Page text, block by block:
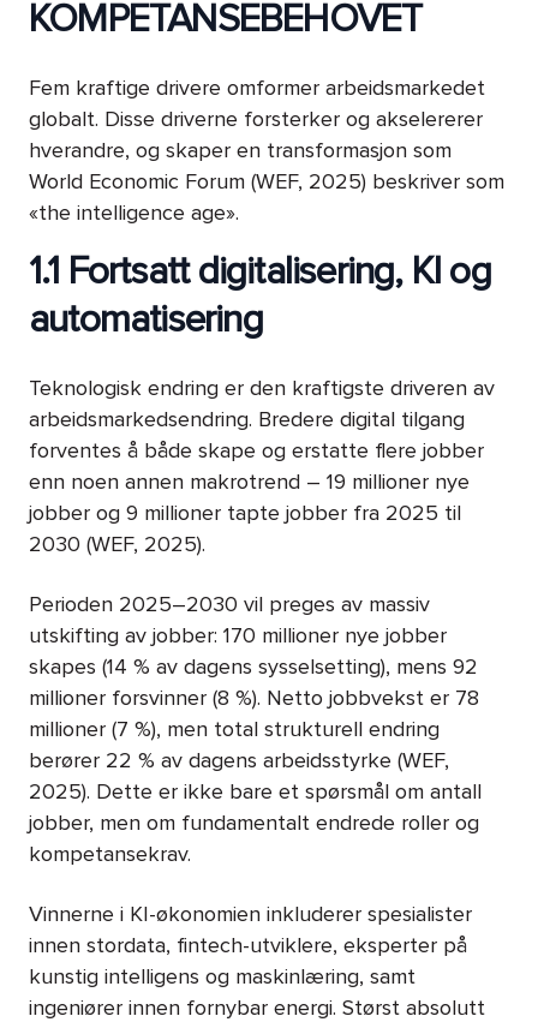
KOMPETANSEBEHOVET
Fem kraftige drivere omformer arbeidsmarkedet
globalt. Disse driverne forsterker og akselererer
hverandre, og skaper en transformasjon som
World Economic Forum (WEF, 2025) beskriver som
«the intelligence age».
1.1 Fortsatt digitalisering, KI og
automatisering
Teknologisk endring er den kraftigste driveren av
arbeidsmarkedsendring. Bredere digital tilgang
forventes å både skape og erstatte flere jobber
enn noen annen makrotrend – 19 millioner nye
jobber og 9 millioner tapte jobber fra 2025 til
2030 (WEF, 2025).
Perioden 2025–2030 vil preges av massiv
utskifting av jobber: 170 millioner nye jobber
skapes (14 % av dagens sysselsetting), mens 92
millioner forsvinner (8 %). Netto jobbvekst er 78
millioner (7 %), men total strukturell endring
berører 22 % av dagens arbeidsstyrke (WEF,
2025). Dette er ikke bare et spørsmål om antall
jobber, men om fundamentalt endrede roller og
kompetansekrav.
Vinnerne i KI-økonomien inkluderer spesialister
innen stordata, fintech-utviklere, eksperter på
kunstig intelligens og maskinlæring, samt
ingeniører innen fornybar energi. Størst absolutt